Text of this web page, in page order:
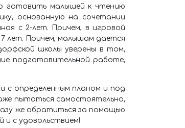
готовить малышей к чтению
основанную на сочетании
с 2-лет. Причем, в игровой
лет. Причем, малышам дается
школы уверены в том,
подготовительной работе,
с определенным планом и под
пытаться самостоятельно,
же обратиться за помощью
с удовольствием!